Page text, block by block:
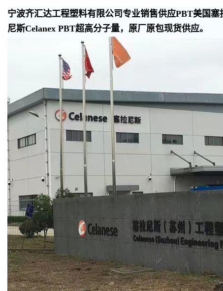
宁波齐汇达工程塑料有限公司专业销售供应PBT美国
尼斯Celanex PBT超高分子量，原厂原包现货供应。